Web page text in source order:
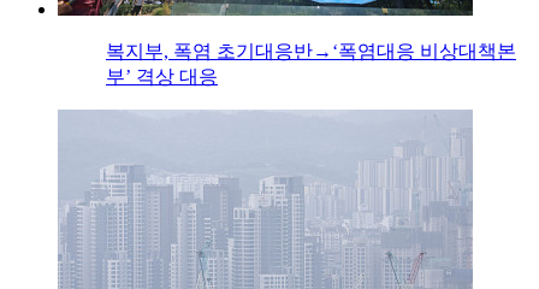
복지부, 폭염 초기대응반→‘폭염대응 비상대책본
부’ 격상 대응